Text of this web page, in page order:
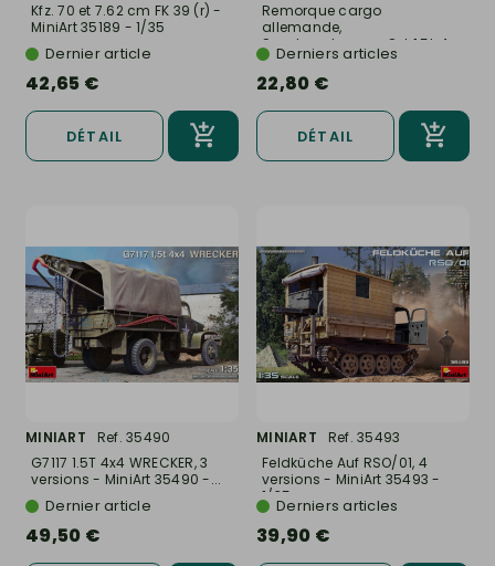
Kfz. 70 et 7.62 cm FK 39 (r) -
MiniArt 35189 - 1/35
Dernier article
42,65 €
DÉTAIL
Remorque cargo
allemande,
Sonderanhanger Ost 1,5t, 4...
Derniers articles
22,80 €
DÉTAIL
MINIART
Ref. 35490
G7117 1.5T 4x4 WRECKER, 3
versions - MiniArt 35490 -...
Dernier article
49,50 €
MINIART
Ref. 35493
Feldküche Auf RSO/01, 4
versions - MiniArt 35493 -
1/35Derniers articles
39,90 €